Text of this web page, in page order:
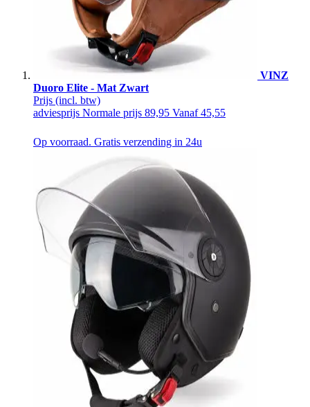
VINZ
Duoro Elite - Mat Zwart
Prijs (incl. btw)
adviesprijs Normale prijs 89,95 Vanaf 45,55
Op voorraad. Gratis verzending in 24u